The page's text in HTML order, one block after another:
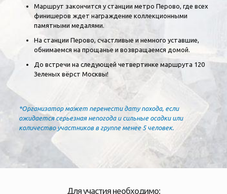
Маршрут закончится у станции метро Перово, где всех
финишеров ждет награждение коллекционными
памятными медалями.
На станции Перово, счастливые и немного уставшие,
обнимаемся на прощанье и возвращаемся домой.
До встречи на следующей четвертинке маршрута 120
Зеленых вёрст Москвы!
*Организатор может перенести дату похода, если
ожидается серьезная непогода и сильные осадки или
количество участников в группе менее 5 человек.
Для участия необходимо: